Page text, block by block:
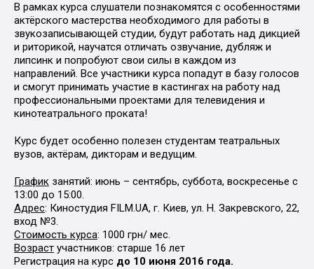
В рамках курса слушатели познакомятся с особенностями
актёрского мастерства необходимого для работы в
звукозаписывающей студии, будут работать над дикцией
и риторикой, научатся отличать озвучание, дубляж и
липсинк и попробуют свои силы в каждом из
направлений. Все участники курса попадут в базу голосов
и смогут принимать участие в кастингах на работу над
профессиональными проектами для телевидения и
кинотеатрального проката!
Курс будет особенно полезен студентам театральных
вузов, актёрам, дикторам и ведущим.
График занятий: июнь – сентябрь, суббота, воскресенье с
13:00 до 15:00.
Адрес: Киностудия FILM.UA, г. Киев, ул. Н. Закревского, 22,
вход №3.
Стоимость курса: 1000 грн/ мес.
Возраст участников: старше 16 лет
Регистрация на курс до 10 июня 2016 года.